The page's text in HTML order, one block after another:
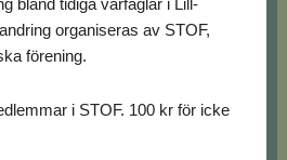
organiseras av STOF,
förening.
i STOF. 100 kr för icke